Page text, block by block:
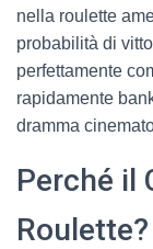
nella roulette
probabilità di
perfettamente
rapidamente
dramma
Perché il
Roulette?